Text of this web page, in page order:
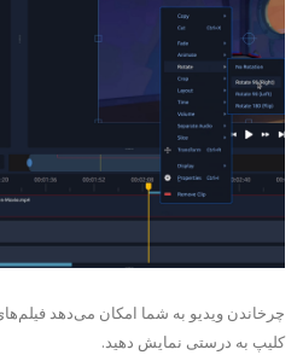
چرخاندن ویدیو به شما امکان می‌دهد
کلیپ به درستی نمایش دهید.